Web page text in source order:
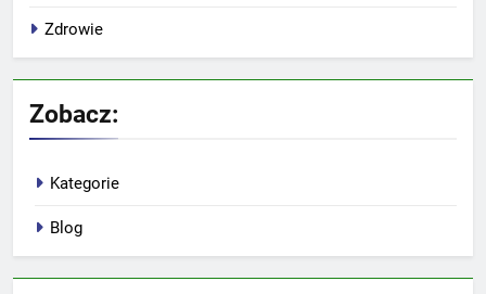
Zdrowie
Zobacz:
Kategorie
Blog